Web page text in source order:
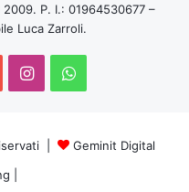
P. I.: 01964530677 –
Luca Zarroli.
You InstagramWhatsApp
|
Geminit Digital